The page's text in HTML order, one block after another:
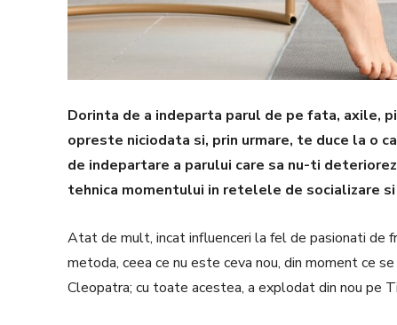
Dorinta de a indeparta parul de pe fata, axile,
opreste niciodata si, prin urmare, te duce la o
de indepartare a parului care sa nu-ti
tehnica momentului in retelele de socializare
Atat de mult, incat influenceri la fel de pasionati de
metoda, ceea ce nu este ceva nou, din moment ce
Cleopatra; cu toate acestea, a explodat din nou pe